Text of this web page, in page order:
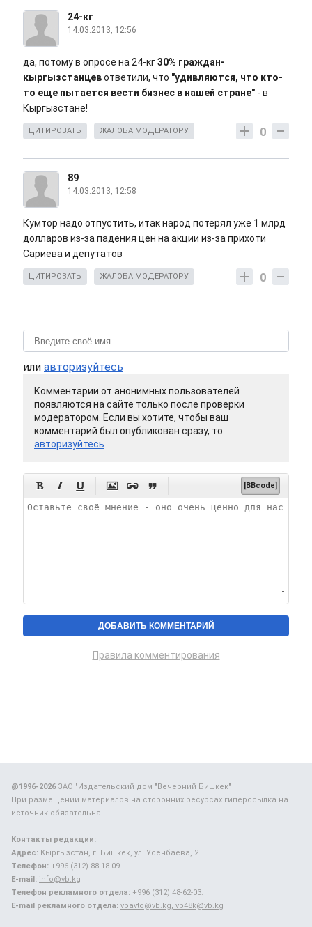
24-кг
14.03.2013, 12:56
да, потому в опросе на 24-кг30% граждан-
кыргызстанцевответили, что "удивляются, что кто-
то еще пытается вести бизнес в нашей стране" - в
Кыргызстане!
0
ЦИТИРОВАТЬ ЖАЛОБА МОДЕРАТОРУ
89
14.03.2013, 12:58
Кумтор надо отпустить, итак народ потерял уже 1 млрд
долларов из-за падения цен на акции из-за прихоти
Сариева и депутатов
0
ЦИТИРОВАТЬ ЖАЛОБА МОДЕРАТОРУ
или авторизуйтесь
Комментарии от анонимных пользователей
появляются на сайте только после проверки
модератором. Если вы хотите, чтобы ваш
комментарий был опубликован сразу, то
авторизуйтесь
      [BBcode]
Правила комментирования
@1996-2026ЗАО "Издательский дом "Вечерний Бишкек"
При размещении материалов на сторонних ресурсах гиперссылка на
источник обязательна.
Контакты редакции:
Адрес: Кыргызстан, г. Бишкек, ул. Усенбаева, 2.
Телефон: +996 (312) 88-18-09.
E-mail: info@vb.kg
Телефон рекламного отдела: +996 (312) 48-62-03.
E-mail рекламного отдела: vbavto@vb.kg, vb48k@vb.kg